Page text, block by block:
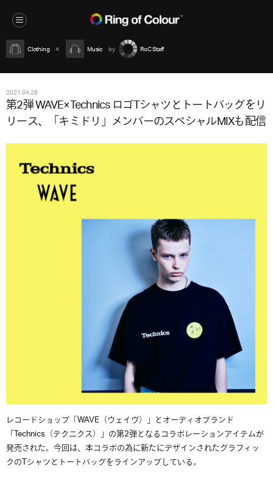
Clothing Music RoC Staff
2021.04.28
第2弾 WAVE×Technics ロゴTシャツとトートバッグをリ
リース、「キミドリ」メンバーのスペシャルMIXも配信
レコードショップ「WAVE（ウェイヴ）」とオーディオブランド
「Technics（テクニクス）」の第2弾となるコラボレーションアイテムが
発売された。今回は、本コラボの為に新たにデザインされたグラフィッ
クのTシャツとトートバッグをラインアップしている。